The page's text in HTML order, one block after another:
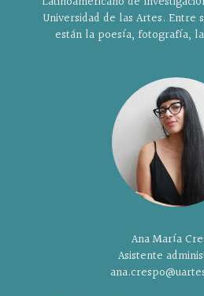
Universidad de las Artes. Entre
están la poesía, fotografía,
Ana María
Asistente